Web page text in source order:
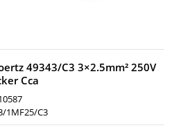
49343/C3 3×2.5mm² 250V
Cca
1MF25/C3